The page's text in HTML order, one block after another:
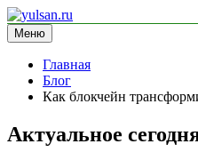
Перейти
к
содержимому
yulsan.ru
блог про криптовалюту
Меню
Главная
Блог
Как блокчейн
Актуальное